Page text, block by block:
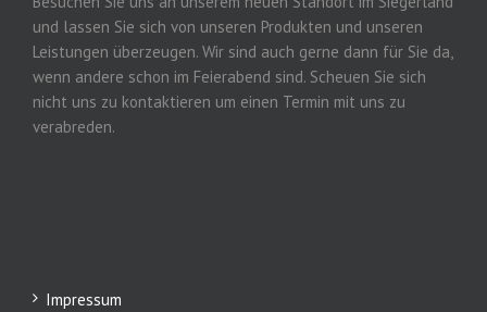
und lassen Sie sich von unseren Produkten und unseren
Leistungen überzeugen. Wir sind auch gerne dann für Sie da,
wenn andere schon im Feierabend sind. Scheuen Sie sich
nicht uns zu kontaktieren um einen Termin mit uns zu
verabreden.
Impressum